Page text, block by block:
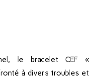
le bracelet CEF «
à divers troubles et